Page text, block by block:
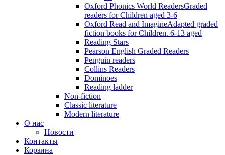
Oxford Phonics World ReadersGraded
readers for Children aged 3-6
Oxford Read and ImagineAdapted graded
fiction books for Children. 6-13 aged
Reading Stars
Pearson English Graded Readers
Penguin readers
Collins Readers
Dominoes
Reading ladder
Non-fiction
Classic literature
Modern literature
О нас
Новости
Контакты
Корзина